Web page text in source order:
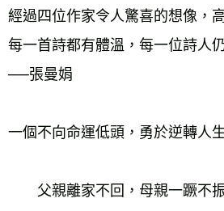
經過四位作家令人驚喜的想像，
每一首詩都有體溫，每一位詩人
──張曼娟
一個不向命運低頭，勇於逆轉人
父親離家不回，母親一蹶不